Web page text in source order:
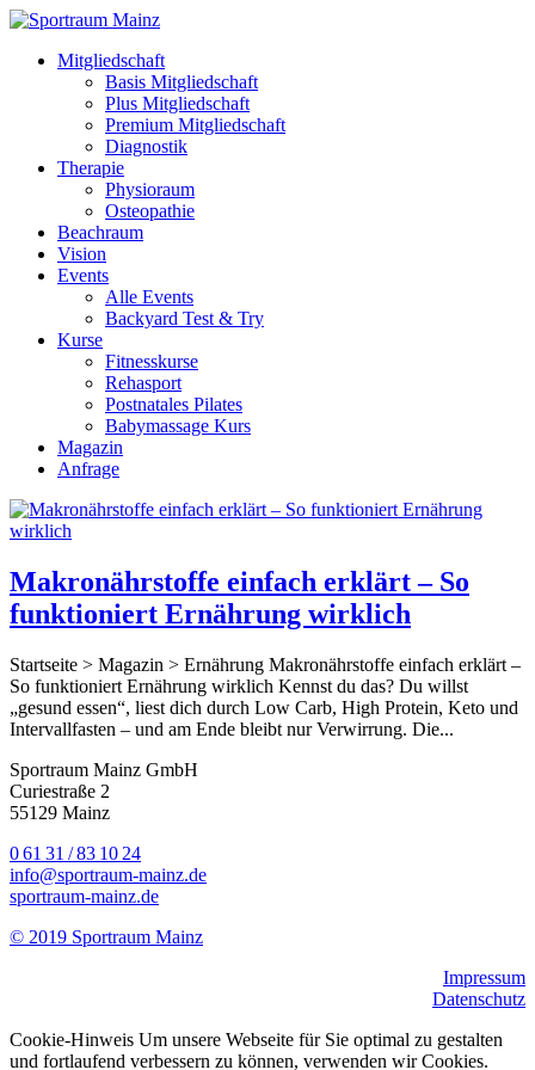
Mitgliedschaft
Basis Mitgliedschaft
Plus Mitgliedschaft
Premium Mitgliedschaft
Diagnostik
Therapie
Physioraum
Osteopathie
Beachraum
Vision
Events
Alle Events
Backyard Test & Try
Kurse
Fitnesskurse
Rehasport
Postnatales Pilates
Babymassage Kurs
Magazin
Anfrage
Makronährstoffe einfach erklärt – So
funktioniert Ernährung wirklich
Startseite > Magazin > Ernährung Makronährstoffe einfach erklärt –
So funktioniert Ernährung wirklich Kennst du das? Du willst
„gesund essen“, liest dich durch Low Carb, High Protein, Keto und
Intervallfasten – und am Ende bleibt nur Verwirrung. Die...
Sportraum Mainz GmbH
Curiestraße 2
55129 Mainz
0 61 31 / 83 10 24
info@sportraum-mainz.de
sportraum-mainz.de
© 2019 Sportraum Mainz
Impressum
Datenschutz
Cookie-Hinweis Um unsere Webseite für Sie optimal zu gestalten
und fortlaufend verbessern zu können, verwenden wir Cookies.